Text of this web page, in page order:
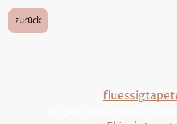
zurück